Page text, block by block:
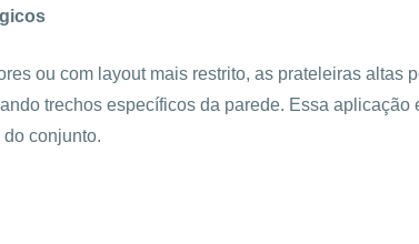
ou com layout mais restrito, as prateleiras altas
trechos específicos da parede. Essa aplicação
conjunto.